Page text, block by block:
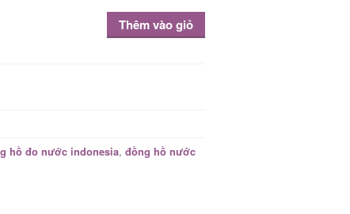
Thêm vào giỏ
hồ đo nước indonesia,đồng hồ nước